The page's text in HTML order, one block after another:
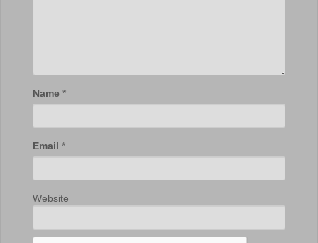
Name *
Email *
Website